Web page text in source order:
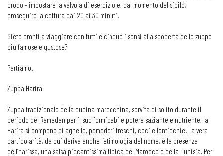
brodo - impostare la valvola di esercizio e, dal momento del sibilo,
proseguire la cottura dai 20 ai 30 minuti.
Siete pronti a viaggiare con tutti e cinque i sensi alla scoperta delle zuppe
più famose e gustose?
Partiamo.
Zuppa Harira
Zuppa tradizionale della cucina marocchina, servita di solito durante il
periodo del Ramadan per il suo formidabile potere saziante e nutriente, la
Harira si compone di agnello, pomodori freschi, ceci e lenticchie. La vera
particolarità, da cui deriva anche l’etimologia del nome, è la presenza
dell’harissa, una salsa piccantissima tipica del Marocco e della Tunisia. Per